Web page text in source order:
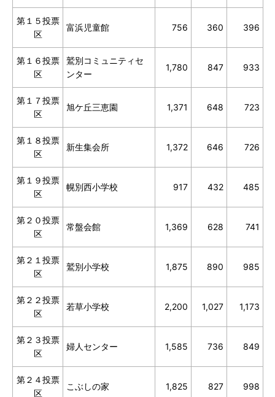
第１５投票
区
富浜児童館 756 360 396
第１６投票
区
鷲別コミュニティセ
ンター
1,780 847 933
第１７投票
区
旭ケ丘三恵園 1,371 648 723
第１８投票
区
新生集会所 1,372 646 726
第１９投票
区
幌別西小学校 917 432 485
第２０投票
区
常盤会館 1,369 628 741
第２１投票
区
鷲別小学校 1,875 890 985
第２２投票
区
若草小学校 2,200 1,027 1,173
第２３投票
区
婦人センター 1,585 736 849
第２４投票
区
こぶしの家 1,825 827 998